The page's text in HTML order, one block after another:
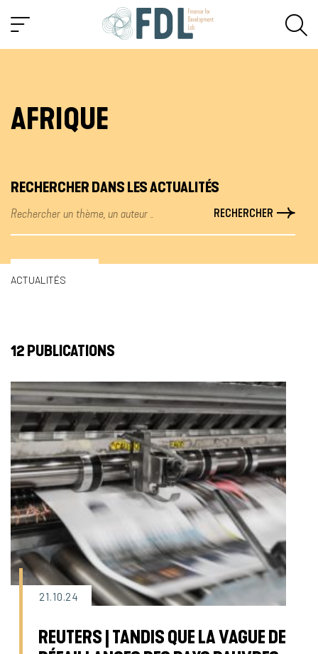
AFRIQUE
RECHERCHER DANS LES ACTUALITÉS
ACTUALITÉS
12 PUBLICATIONS
21.10.24
REUTERS | TANDIS QUE LA VAGUE DE